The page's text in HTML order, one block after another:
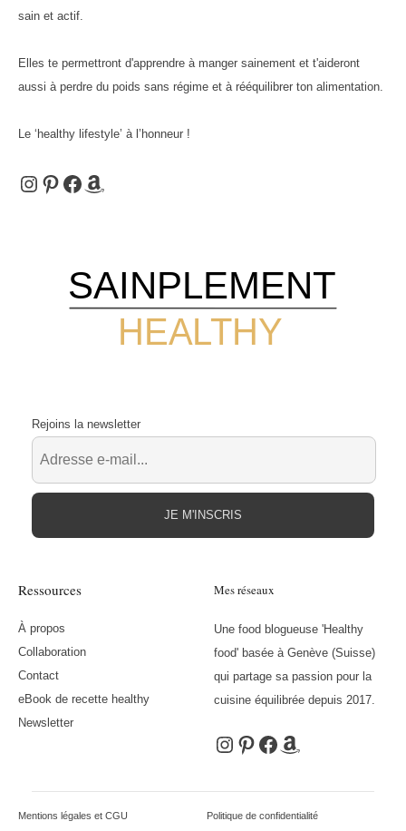
sain et actif.
Elles te permettront d'apprendre à manger sainement et t'aideront
aussi à perdre du poids sans régime et à rééquilibrer ton alimentation.
Le ‘healthy lifestyle’ à l’honneur !
Instagram
Pinterest
Facebook
Amazon
HEALTHY
SAINPLEMENT
Ressources
À propos
Collaboration
Contact
eBook de recette healthy
Newsletter
Mes réseaux
Une food blogueuse 'Healthy
food' basée à Genève (Suisse)
qui partage sa passion pour la
cuisine équilibrée depuis 2017.
Instagram
Pinterest
Facebook
Amazon
Rejoins la newsletter
JE M'INSCRIS
Mentions légales et CGU Politique de confidentialité